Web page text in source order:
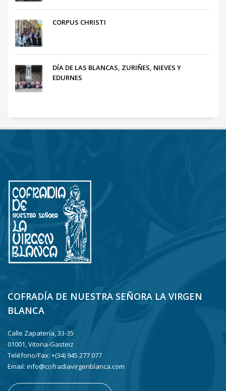
CORPUS CHRISTI
DÍA DE LAS BLANCAS, ZURIÑES, NIEVES Y
EDURNES
COFRADÍA DE NUESTRA SEÑORA LA VIRGEN
BLANCA
Calle Zapatería, 33-35
01001, Vitoria-Gasteiz
Teléfono/Fax: +(34) 945 277 077
Email: info@cofradiavirgenblanca.com